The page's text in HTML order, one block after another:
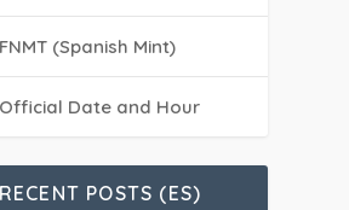
FNMT (Spanish Mint)
Official Date and Hour
RECENT POSTS (ES)